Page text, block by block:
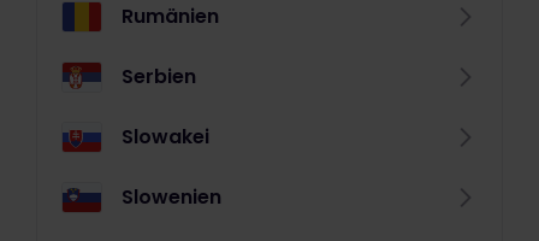
Rumänien
Serbien
Slowakei
Slowenien